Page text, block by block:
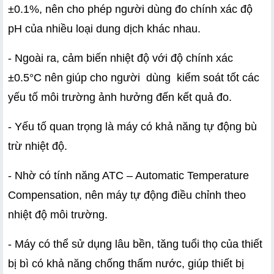
±0.1%, nên cho phép người dùng đo chính xác độ
pH của nhiều loại dung dịch khác nhau.
- Ngoài ra, cảm biến nhiệt độ với độ chính xác
±0.5°C nên giúp cho người  dùng  kiểm soát tốt các
yếu tố môi trường ảnh hưởng đến kết quả đo.
- Yếu tố quan trọng là máy có khả năng tự động bù
trừ nhiệt độ.
- Nhờ có tính năng ATC – Automatic Temperature
Compensation, nên máy tự động điều chỉnh theo
nhiệt độ môi trường.
- Máy có thể sử dụng lâu bền, tăng tuổi thọ của thiết
bị bì có khả năng chống thấm nước, giúp thiết bị